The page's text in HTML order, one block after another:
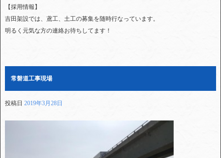
【採用情報】
吉田架設では、鳶工、土工の募集を随時行なっています。
明るく元気な方の連絡お待ちしてます！
常磐道工事現場
投稿日 2019年3月28日